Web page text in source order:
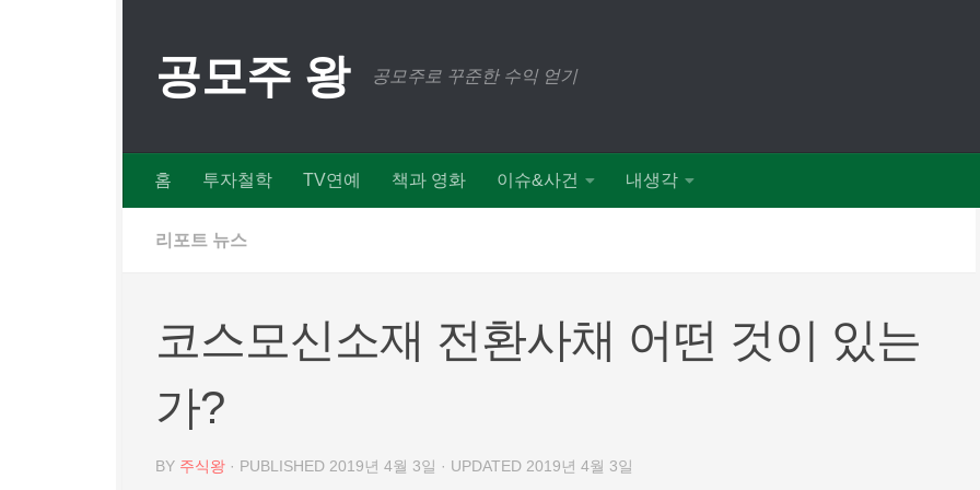
공모주 왕 공모주로 꾸준한 수익 얻기
홈 투자철학 TV연예 책과 영화 이슈&사건 내생각
리포트 뉴스
코스모신소재 전환사채 어떤 것이 있는
가?
BY 주식왕 · PUBLISHED 2019년 4월 3일 · UPDATED 2019년 4월 3일